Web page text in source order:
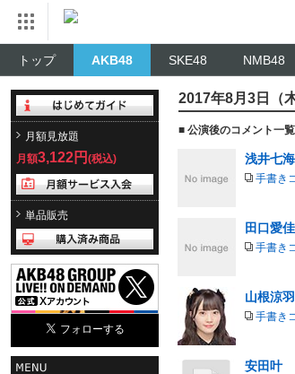
トップ AKB48 SKE48 NMB48
月額見放題
月額3,122円 (税込)
単品販売
2017年8月3日（
■ 公演後のコメント一覧
浅井七海
手書き
田口愛佳
手書き
山根涼羽
手書き
安田叶